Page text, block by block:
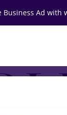
Business Ad with